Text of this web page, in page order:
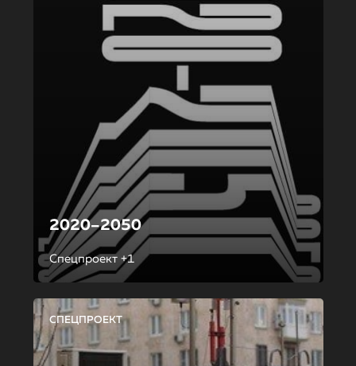
2020–2050
Спецпроект +1
СПЕЦПРОЕКТ